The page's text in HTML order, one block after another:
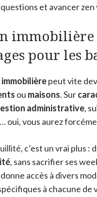
et avancer
pour les
peut vite
ou maisons. Sur
administrative,
oui, vous aurez
c’est un vrai plus
, sans sacrifier ses
accès à divers
à chacune de